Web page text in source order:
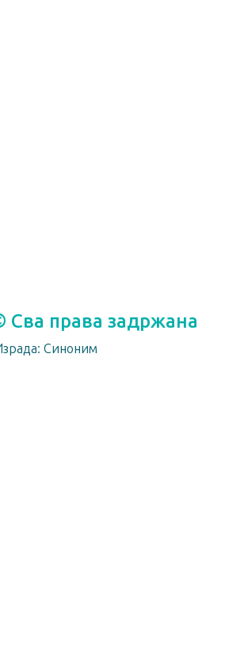
Сва права задржана
Синоним